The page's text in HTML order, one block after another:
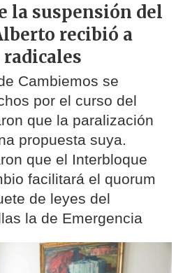
la suspensión del
recibió a
Cambiemos se
por el curso del
que la paralización
propuesta suya.
que el Interbloque
facilitará el quorum
de leyes del
la de Emergencia